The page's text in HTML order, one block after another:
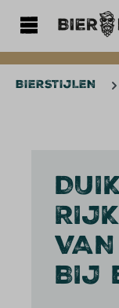
BIERSTIJLEN
BIJ